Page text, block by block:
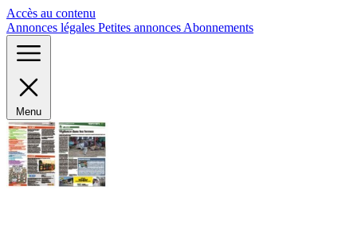
Accès au contenu
Annonces légales Petites annonces Abonnements
Menu
Panneau de gestion des cookies